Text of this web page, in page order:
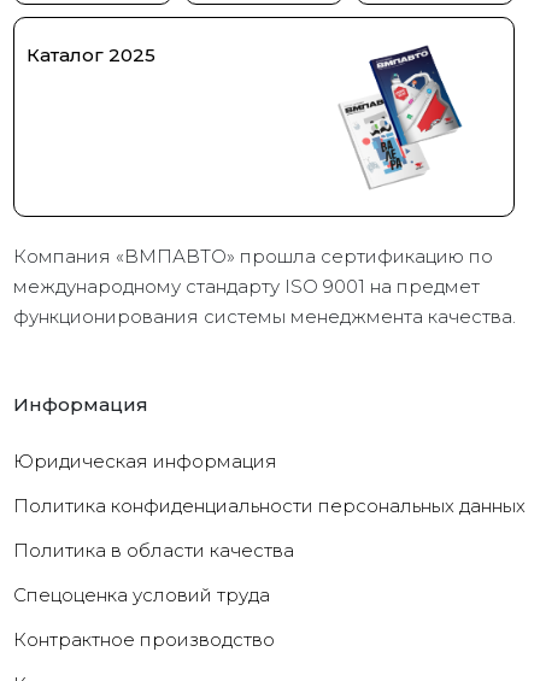
Каталог 2025
Компания «ВМПАВТО» прошла сертификацию по
международному стандарту ISO 9001 на предмет
функционирования системы менеджмента качества.
Информация
Юридическая информация
Политика конфиденциальности персональных данных
Политика в области качества
Cпецоценка условий труда
Контрактное производство